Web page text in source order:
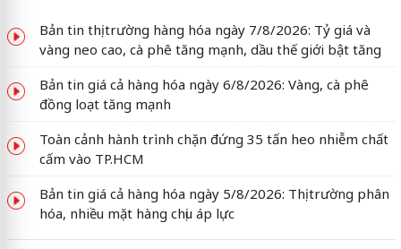
Bản tin thị trường hàng hóa ngày 7/8/2026: Tỷ giá và
vàng neo cao, cà phê tăng mạnh, dầu thế giới bật tăng
Bản tin giá cả hàng hóa ngày 6/8/2026: Vàng, cà phê
đồng loạt tăng mạnh
Toàn cảnh hành trình chặn đứng 35 tấn heo nhiễm chất
cấm vào TP.HCM
Bản tin giá cả hàng hóa ngày 5/8/2026: Thị trường phân
hóa, nhiều mặt hàng chịu áp lực